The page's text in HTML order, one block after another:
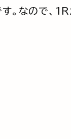
。なので、